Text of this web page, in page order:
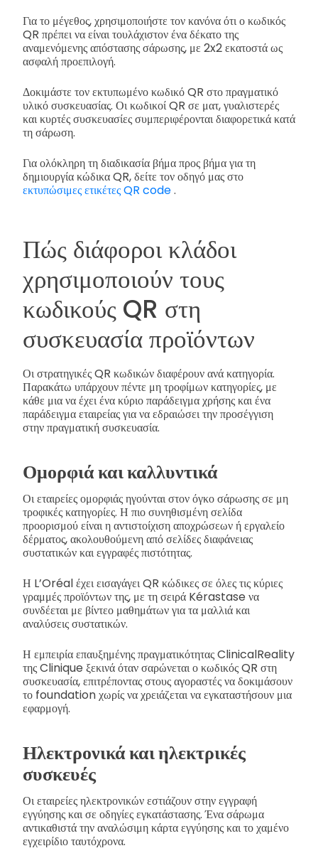
Για το μέγεθος, χρησιμοποιήστε τον κανόνα ότι ο κωδικός
QR πρέπει να είναι τουλάχιστον ένα δέκατο της
αναμενόμενης απόστασης σάρωσης, με 2x2 εκατοστά ως
ασφαλή προεπιλογή.
Δοκιμάστε τον εκτυπωμένο κωδικό QR στο πραγματικό
υλικό συσκευασίας. Οι κωδικοί QR σε ματ, γυαλιστερές
και κυρτές συσκευασίες συμπεριφέρονται διαφορετικά κατά
τη σάρωση.
Για ολόκληρη τη διαδικασία βήμα προς βήμα για τη
δημιουργία κώδικα QR, δείτε τον οδηγό μας στο
εκτυπώσιμες ετικέτες QR code.
Πώς διάφοροι κλάδοι
χρησιμοποιούν τους
κωδικούς QR στη
συσκευασία προϊόντων
Οι στρατηγικές QR κωδικών διαφέρουν ανά κατηγορία.
Παρακάτω υπάρχουν πέντε μη τροφίμων κατηγορίες, με
κάθε μια να έχει ένα κύριο παράδειγμα χρήσης και ένα
παράδειγμα εταιρείας για να εδραιώσει την προσέγγιση
στην πραγματική συσκευασία.
Ομορφιά και καλλυντικά
Οι εταιρείες ομορφιάς ηγούνται στον όγκο σάρωσης σε μη
τροφικές κατηγορίες. Η πιο συνηθισμένη σελίδα
προορισμού είναι η αντιστοίχιση αποχρώσεων ή εργαλείο
δέρματος, ακολουθούμενη από σελίδες διαφάνειας
συστατικών και εγγραφές πιστότητας.
Η L’Oréal έχει εισαγάγει QR κώδικες σε όλες τις κύριες
γραμμές προϊόντων της, με τη σειρά Kérastase να
συνδέεται με βίντεο μαθημάτων για τα μαλλιά και
αναλύσεις συστατικών.
Η εμπειρία επαυξημένης πραγματικότητας ClinicalReality
της Clinique ξεκινά όταν σαρώνεται ο κωδικός QR στη
συσκευασία, επιτρέποντας στους αγοραστές να δοκιμάσουν
το foundation χωρίς να χρειάζεται να εγκαταστήσουν μια
εφαρμογή.
Ηλεκτρονικά και ηλεκτρικές
συσκευές
Οι εταιρείες ηλεκτρονικών εστιάζουν στην εγγραφή
εγγύησης και σε οδηγίες εγκατάστασης. Ένα σάρωμα
αντικαθιστά την αναλώσιμη κάρτα εγγύησης και το χαμένο
εγχειρίδιο ταυτόχρονα.